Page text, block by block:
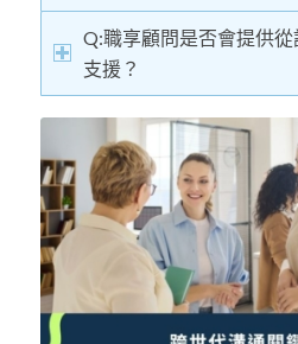
Q:職享顧問是否會提供
支援？